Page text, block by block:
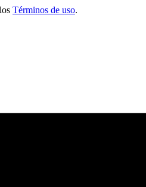
Términos de uso.